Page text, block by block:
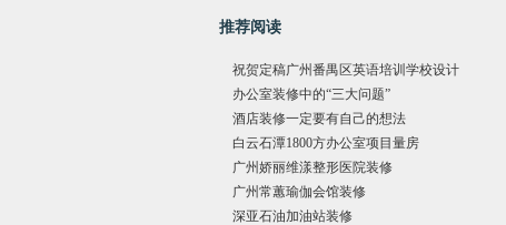
推荐阅读
祝贺定稿广州番禺区英语培训学校设计
作品
办公室装修中的“三大问题”
酒店装修一定要有自己的想法
白云石潭1800方办公室项目量房
广州娇丽维漾整形医院装修
广州常蕙瑜伽会馆装修
深亚石油加油站装修